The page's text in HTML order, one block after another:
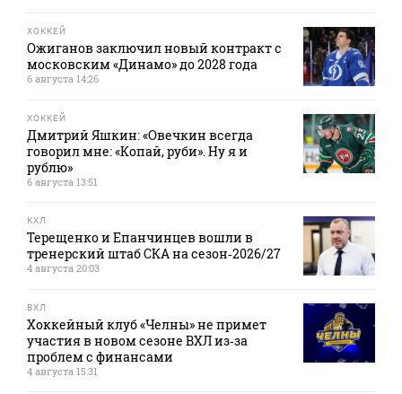
ХОККЕЙ
Ожиганов заключил новый контракт с
московским «Динамо» до 2028 года
6 августа 14:26
ХОККЕЙ
Дмитрий Яшкин: «Овечкин всегда
говорил мне: «Копай, руби». Ну я и
рублю»
6 августа 13:51
КХЛ
Терещенко и Епанчинцев вошли в
тренерский штаб СКА на сезон‑2026/27
4 августа 20:03
ВХЛ
Хоккейный клуб «Челны» не примет
участия в новом сезоне ВХЛ из‑за
проблем с финансами
4 августа 15:31